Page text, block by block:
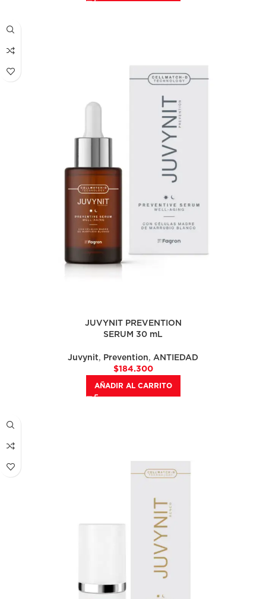
JUVYNIT PREVENTION
SERUM 30 mL
Juvynit, Prevention, ANTIEDAD
$184.300
AÑADIR AL CARRITO